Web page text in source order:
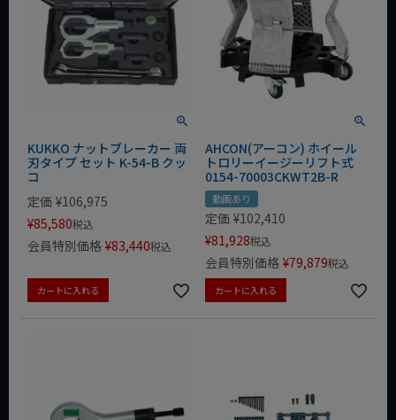
KUKKO ナットブレーカー 両
刃タイプ セット K-54-B クッ
コ
定価 ¥106,975
¥85,580税込
会員特別価格 ¥83,440税込
カートに入れる
AHCON(アーコン) ホイール
トロリーイージーリフト式
0154-70003CKWT2B-R
動画あり
定価 ¥102,410
¥81,928税込
会員特別価格 ¥79,879税込
カートに入れる